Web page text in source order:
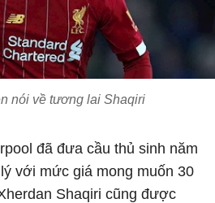
nói về tương lai Shaqiri
đã đưa cầu thủ sinh năm
với mức giá mong muốn 30
Shaqiri cũng được